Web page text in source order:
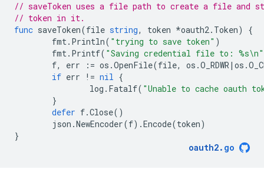
// saveToken uses a file path to create a file and
// token in it.
func saveToken(file string, token *oauth2. Token)
{
fmt. Println( "trying to save token" )
fmt. Printf( "Saving credential file to: %s\n"
f, err := os .OpenFile(file, os .O_RDWR | os .
if err != nil {
log . Fatalf( "Unable to cache oauth
}
defer f.Close()
json .NewEncoder(f).Encode(token)
}
oauth2. go